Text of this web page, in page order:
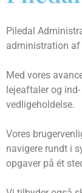
Piledal
administration af
Med vores
lejeaftaler og
vedligeholdelse.
Vores
navigere rundt i
opgaver på ét